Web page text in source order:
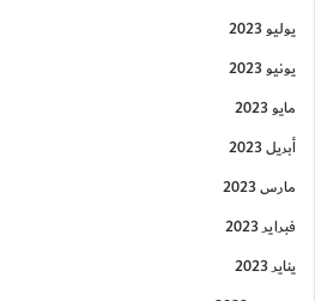
يوليو 2023
يونيو 2023
مايو 2023
أبريل 2023
مارس 2023
فبراير 2023
يناير 2023